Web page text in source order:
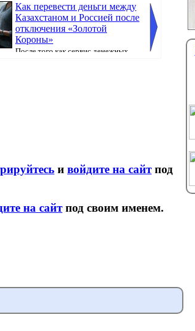
Как перевести деньги между
Казахстаном и Россией после
отключения «Золотой
Короны»
После того как сервис денежных
начинается
и войдите на сайтпод
на сайтпод своим именем.